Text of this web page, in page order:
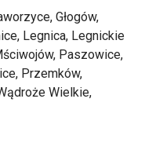
Głogów,
Legnica, Legnickie
Paszowice,
Przemków,
Wielkie,